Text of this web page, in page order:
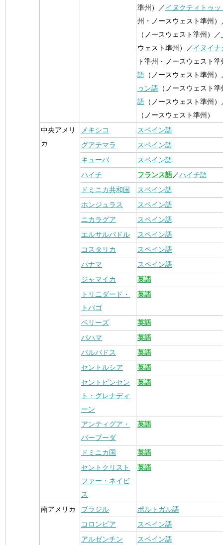
準州）／イヌクティトゥッ
州・ノースウェスト準州）
（ノースウェスト準州）／
ウェスト準州）／イヌイ
ト準州・ノースウェスト
語 （ノースウェスト準州）
ゥン語 （ノースウェスト
語 （ノースウェスト準州）
（ノースウェスト準州）
中央アメリ
カ
メキシコ
スペイン語
グアテマラ
スペイン語
キューバ
スペイン語
ハイチ
フランス語／ハイチ語
ドミニカ共和国
スペイン語
ホンジュラス
スペイン語
ニカラグア
スペイン語
エルサルバドル
スペイン語
コスタリカ
スペイン語
パナマ
スペイン語
ジャマイカ
英語
トリニダード・
トバゴ
英語
ベリーズ
英語
バハマ
英語
バルバドス
英語
セントルシア
英語
セントビンセン
ト・グレナディ
ーン
英語
アンティグア・
バーブーダ
英語
ドミニカ国
英語
セントクリスト
ファー・ネイビ
ス
英語
南アメリカ ブラジル
ポルトガル語
コロンビア
スペイン語
アルゼンチン
スペイン語